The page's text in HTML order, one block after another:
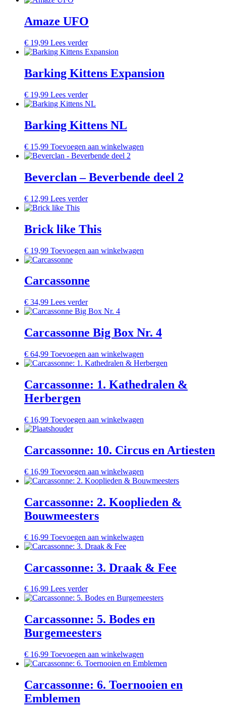
Amaze UFO
€ 19,99 Lees verder
Barking Kittens Expansion
€ 19,99 Lees verder
Barking Kittens NL
€ 15,99 Toevoegen aan winkelwagen
Beverclan – Beverbende deel 2
€ 12,99 Lees verder
Brick like This
€ 19,99 Toevoegen aan winkelwagen
Carcassonne
€ 34,99 Lees verder
Carcassonne Big Box Nr. 4
€ 64,99 Toevoegen aan winkelwagen
Carcassonne: 1. Kathedralen &
Herbergen
€ 16,99 Toevoegen aan winkelwagen
Carcassonne: 10. Circus en Artiesten
€ 16,99 Toevoegen aan winkelwagen
Carcassonne: 2. Kooplieden &
Bouwmeesters
€ 16,99 Toevoegen aan winkelwagen
Carcassonne: 3. Draak & Fee
€ 16,99 Lees verder
Carcassonne: 5. Bodes en
Burgemeesters
€ 16,99 Toevoegen aan winkelwagen
Carcassonne: 6. Toernooien en
Emblemen